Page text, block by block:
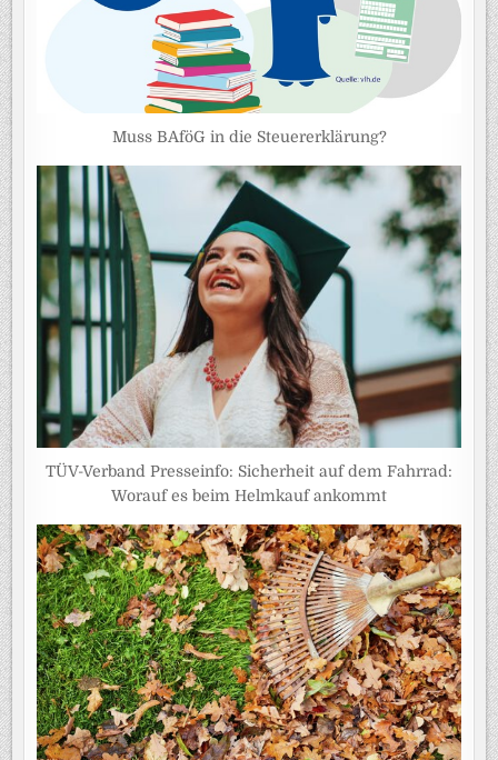
Muss BAföG in die Steuererklärung?
TÜV-Verband Presseinfo: Sicherheit auf dem Fahrrad:
Worauf es beim Helmkauf ankommt